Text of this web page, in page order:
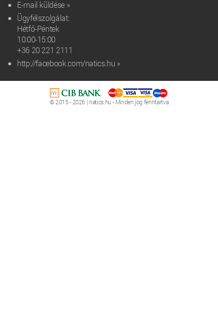
E-mail küldése »
Ügyfélszolgálat:
Hétfő-Péntek
10:00-15:00
+36 20 221 2111‬
http://facebook.com/natics.hu »
© 2015 - 2026 | natics.hu - Minden jog fenntartva